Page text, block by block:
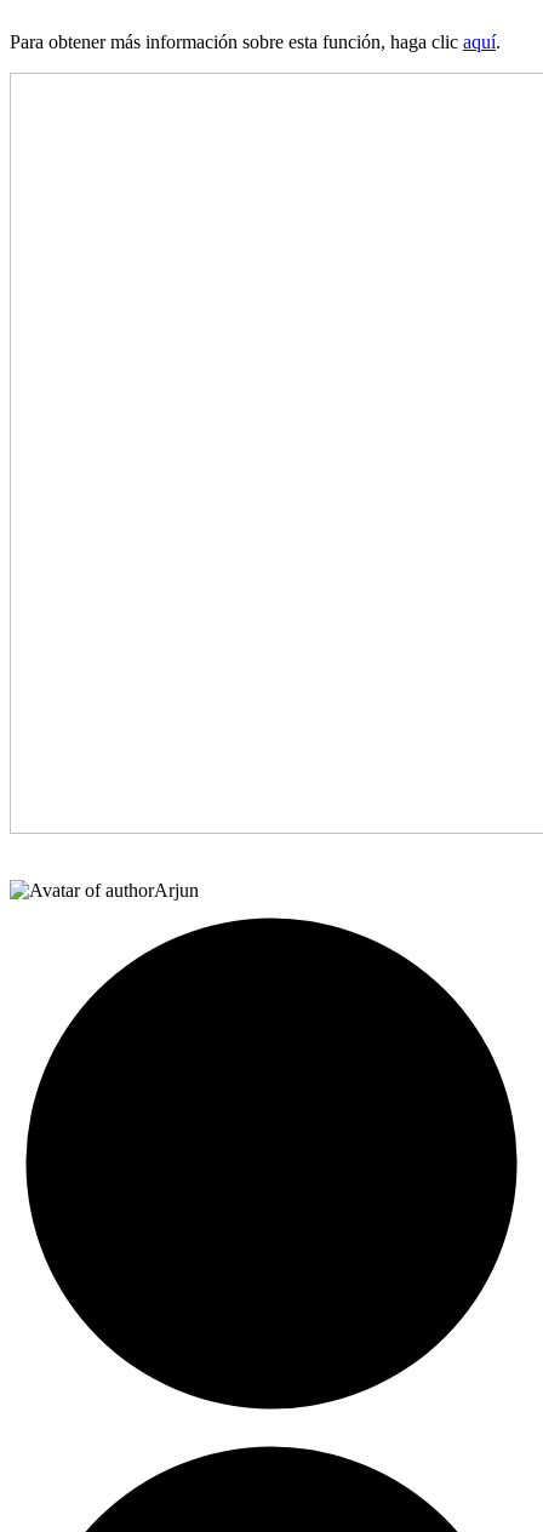
Para obtener más información sobre esta función, haga clic aquí.
Arjun